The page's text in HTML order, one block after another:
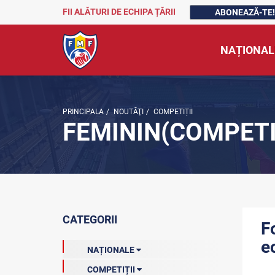
FII ALĂTURI DE ECHIPA ȚĂRII ABONEAZĂ-TE!
PRINCIPALA / NOUTĂŢI / COMPETIȚII
CATEGORII
NAȚIONALE
COMPETIȚII